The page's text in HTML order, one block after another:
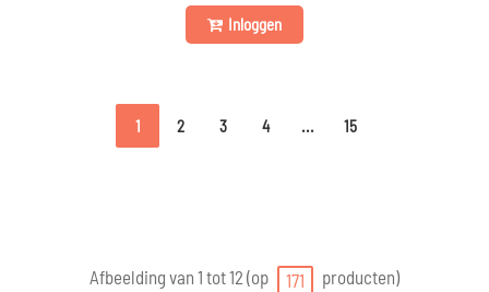
Inloggen
1 2 3 4 ... 15
Afbeelding van 1 tot 12 (op 171 producten)